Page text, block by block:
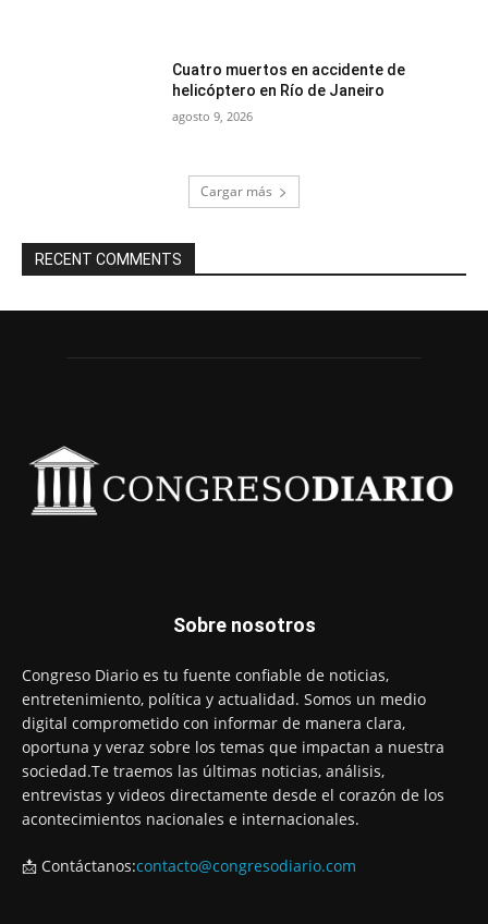
Cuatro muertos en accidente de
helicóptero en Río de Janeiro
agosto 9, 2026
Cargar más
RECENT COMMENTS
Sobre nosotros
Congreso Diario es tu fuente confiable de noticias,
entretenimiento, política y actualidad. Somos un medio
digital comprometido con informar de manera clara,
oportuna y veraz sobre los temas que impactan a nuestra
sociedad.Te traemos las últimas noticias, análisis,
entrevistas y videos directamente desde el corazón de los
acontecimientos nacionales e internacionales.
📩 Contáctanos:contacto@congresodiario.com